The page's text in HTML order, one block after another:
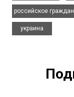
российское
украина